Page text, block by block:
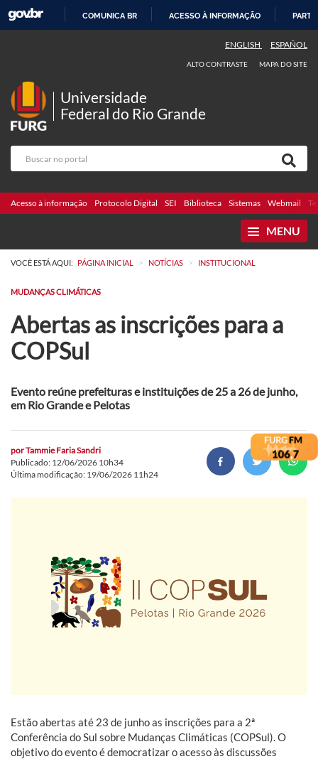
COMUNICA BR ACESSO À INFORMAÇÃO
ENGLISH ESPAÑOL
ALTO CONTRASTE MAPA DO SITE
Universidade
Federal do Rio Grande
Acesso à informação Protocolo Digital SEI Biblioteca Sistemas Webmail
MENU
VOCÊ ESTÁ AQUI: PÁGINA INICIAL > NOTÍCIAS > INSTITUCIONAL
MUDANÇAS CLIMÁTICAS
Abertas as inscrições para a
COPSul
Evento reúne prefeituras e instituições de 25 a 26 de junho,
em Rio Grande e Pelotas
porTammie Faria Sandri
Publicado: 12/06/2026 10h34
Última modificação: 19/06/2026 11h24
Estão abertas até 23 de junho as inscrições para a 2ª
Conferência do Sul sobre Mudanças Climáticas (COPSul). O
objetivo do evento é democratizar o acesso às discussões